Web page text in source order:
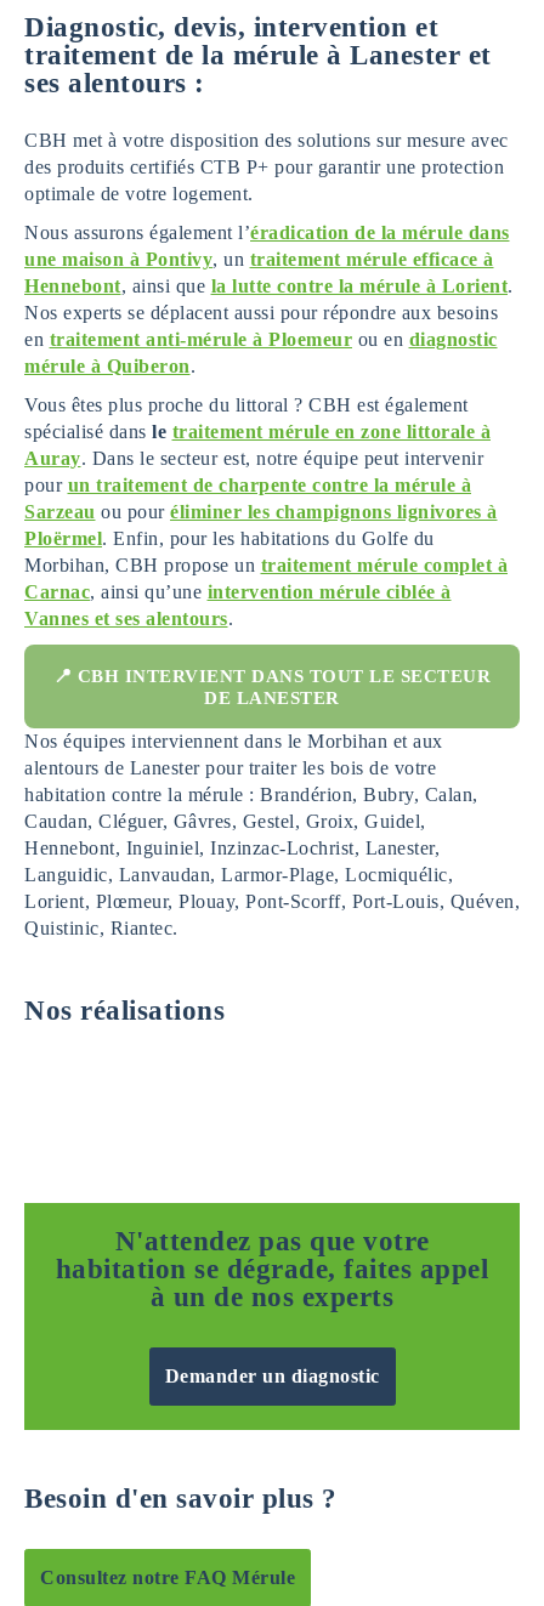
Diagnostic, devis, intervention et
traitement de la mérule à Lanester et
ses alentours :
CBH met à votre disposition des solutions sur mesure avec
des produits certifiés CTB P+ pour garantir une protection
optimale de votre logement.
Nous assurons également l’éradication de la mérule dans
une maison à Pontivy, un traitement mérule efficace à
Hennebont, ainsi que la lutte contre la mérule à Lorient.
Nos experts se déplacent aussi pour répondre aux besoins
en traitement anti-mérule à Ploemeur ou en diagnostic
mérule à Quiberon.
Vous êtes plus proche du littoral ? CBH est également
spécialisé dans le traitement mérule en zone littorale à
Auray. Dans le secteur est, notre équipe peut intervenir
pour un traitement de charpente contre la mérule à
Sarzeau ou pour éliminer les champignons lignivores à
Ploërmel. Enfin, pour les habitations du Golfe du
Morbihan, CBH propose un traitement mérule complet à
Carnac, ainsi qu’une intervention mérule ciblée à
Vannes et ses alentours.
📍 CBH INTERVIENT DANS TOUT LE SECTEUR
DE LANESTER
Nos équipes interviennent dans le Morbihan et aux
alentours de Lanester pour traiter les bois de votre
habitation contre la mérule : Brandérion, Bubry, Calan,
Caudan, Cléguer, Gâvres, Gestel, Groix, Guidel,
Hennebont, Inguiniel, Inzinzac-Lochrist, Lanester,
Languidic, Lanvaudan, Larmor-Plage, Locmiquélic,
Lorient, Plœmeur, Plouay, Pont-Scorff, Port-Louis, Quéven,
Quistinic, Riantec.
Nos réalisations
N'attendez pas que votre
habitation se dégrade, faites appel
à un de nos experts
Demander un diagnostic
Besoin d'en savoir plus ?
Consultez notre FAQ Mérule